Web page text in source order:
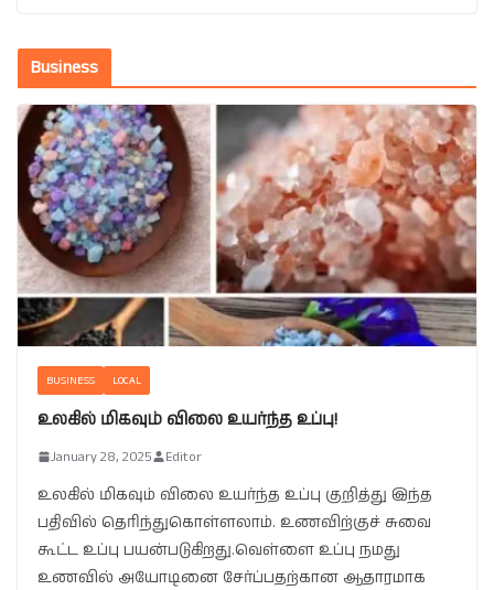
Business
BUSINESS LOCAL
உலகில் மிகவும் விலை உயர்ந்த உப்பு!
January 28, 2025 Editor
உலகில் மிகவும் விலை உயர்ந்த உப்பு குறித்து இந்த
பதிவில் தெரிந்துகொள்ளலாம். உணவிற்குச் சுவை
கூட்ட உப்பு பயன்படுகிறது.வெள்ளை உப்பு நமது
உணவில் அயோடினை சேர்ப்பதற்கான ஆதாரமாக